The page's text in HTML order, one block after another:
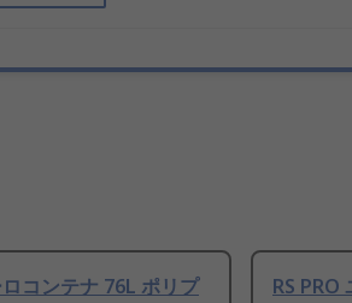
ロコンテナ 76L ポリプ
RS PRO